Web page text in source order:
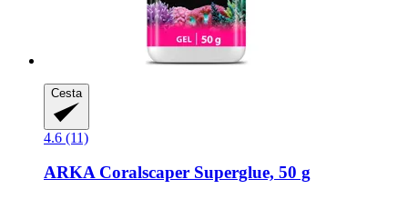
Cesta
4.6 (11)
ARKACoralscaper Superglue, 50 g